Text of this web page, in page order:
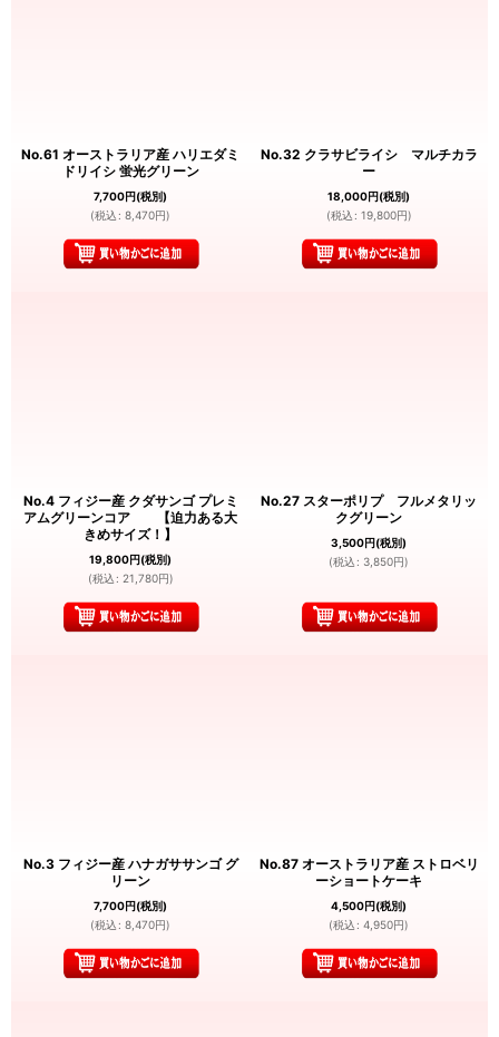
No.61 オーストラリア産 ハリエダミ
ドリイシ 蛍光グリーン
7,700円(税別)
(税込 : 8,470円)
No.32 クラサビライシ マルチカラ
ー
18,000円(税別)
(税込 : 19,800円)
No.4 フィジー産 クダサンゴ プレミ
アムグリーンコア 【迫力ある大
きめサイズ！】
19,800円(税別)
(税込 : 21,780円)
No.27 スターポリプ フルメタリッ
クグリーン
3,500円(税別)
(税込 : 3,850円)
No.3 フィジー産 ハナガササンゴ グ
リーン
7,700円(税別)
(税込 : 8,470円)
No.87 オーストラリア産 ストロベリ
ーショートケーキ
4,500円(税別)
(税込 : 4,950円)